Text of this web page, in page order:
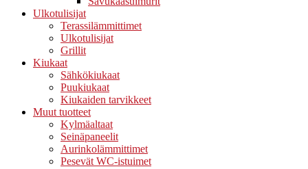
Ulkotulisijat
Terassilämmittimet
Ulkotulisijat
Grillit
Kiukaat
Sähkökiukaat
Puukiukaat
Kiukaiden tarvikkeet
Muut tuotteet
Kylmäaltaat
Seinäpaneelit
Aurinkolämmittimet
Pesevät WC-istuimet